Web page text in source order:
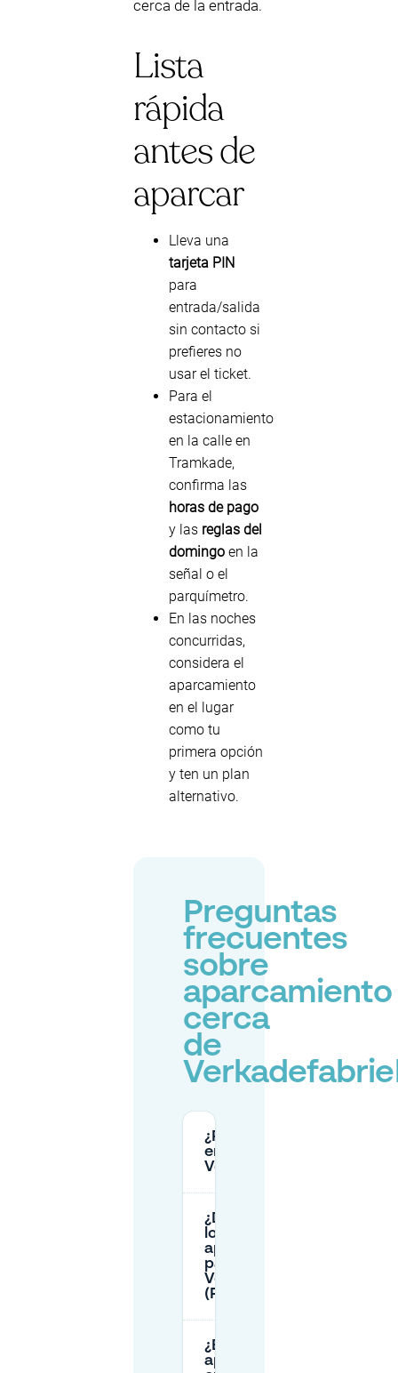
cerca de la entrada.
Lista
rápida
antes de
aparcar
Lleva una
tarjeta PIN
para
entrada/salida
sin contacto si
prefieres no
usar el ticket.
Para el
estacionamiento
en la calle en
Tramkade,
confirma las
horas de pago
y las reglas del
domingo en la
señal o el
parquímetro.
En las noches
concurridas,
considera el
aparcamiento
en el lugar
como tu
primera opción
y ten un plan
alternativo.
Preguntas
frecuentes
sobre
aparcamiento
cerca
de
¿Puedo aparcar
en
Verkadefabriek?
¿Dónde están
los
aparcamientos
para
Verkadefabriek
(P1, P2, P3)?
¿El
aparcamiento